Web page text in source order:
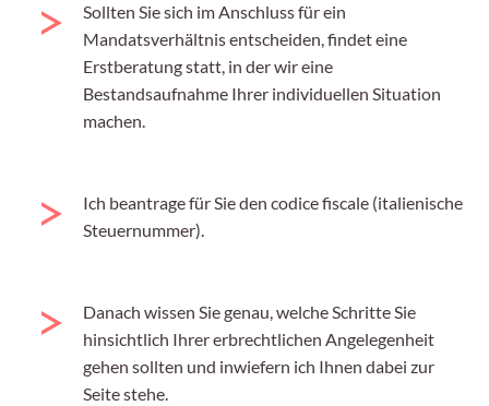
Sollten Sie sich im Anschluss für ein
Mandatsverhältnis entscheiden, findet eine
Erstberatung statt, in der wir eine
Bestandsaufnahme Ihrer individuellen Situation
machen.
Ich beantrage für Sie den codice fiscale (italienische
Steuernummer).
Danach wissen Sie genau, welche Schritte Sie
hinsichtlich Ihrer erbrechtlichen Angelegenheit
gehen sollten und inwiefern ich Ihnen dabei zur
Seite stehe.